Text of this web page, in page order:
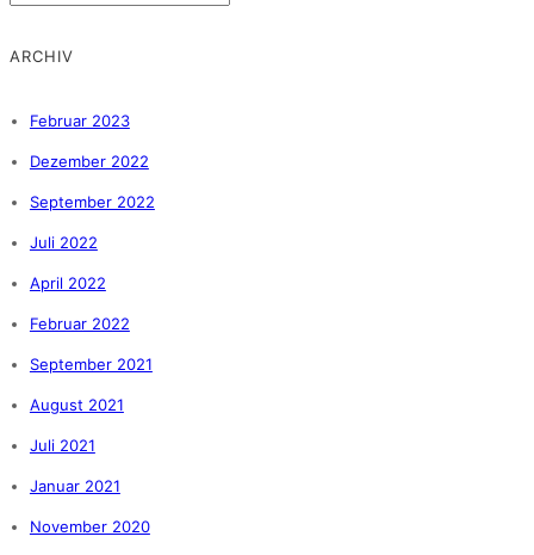
ARCHIV
Februar 2023
Dezember 2022
September 2022
Juli 2022
April 2022
Februar 2022
September 2021
August 2021
Juli 2021
Januar 2021
November 2020